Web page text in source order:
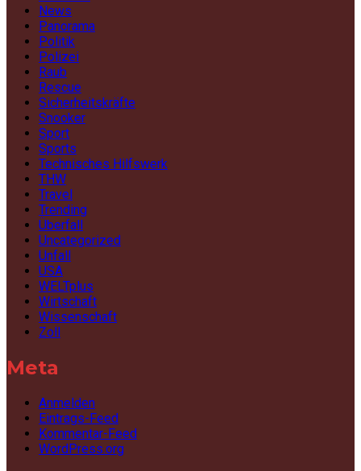
News
Panorama
Politik
Polizei
Raub
Rescue
Sicherheitskräfte
Snooker
Sport
Sports
Technisches Hilfswerk
THW
Travel
Trending
Überfall
Uncategorized
Unfall
USA
WELTplus
Wirtschaft
Wissenschaft
Zoll
Meta
Anmelden
Eintrags-Feed
Kommentar-Feed
WordPress.org